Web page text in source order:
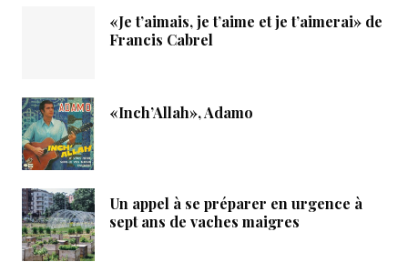
«Je t’aimais, je t’aime et je t’aimerai» de
Francis Cabrel
«Inch’Allah», Adamo
Un appel à se préparer en urgence à
sept ans de vaches maigres